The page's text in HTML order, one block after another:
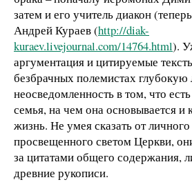
затем и его учитель диакон
Андрей Кураев (http://diak-
kuraev.livejournal.com/14764.html).
аргументация и цитируемые
безбрачных полемистах
неосведомленность в том, что
семья, на чем она основывается и
жизнь. Не умея сказать от
просвещенного светом Церкви,
за цитатами общего содержания,
древние рукописи.